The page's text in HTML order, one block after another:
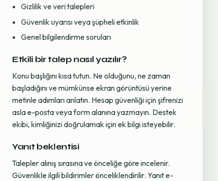
Gizlilik ve veri talepleri
Güvenlik uyarısı veya şüpheli etkinlik
Genel bilgilendirme soruları
Etkili bir talep nasıl yazılır?
Konu başlığını kısa tutun. Ne olduğunu, ne zaman
başladığını ve mümkünse ekran görüntüsü yerine
metinle adımları anlatın. Hesap güvenliği için şifrenizi
asla e-posta veya form alanına yazmayın. Destek
ekibi, kimliğinizi doğrulamak için ek bilgi isteyebilir.
Yanıt beklentisi
Talepler alınış sırasına ve önceliğe göre incelenir.
Güvenlikle ilgili bildirimler önceliklendirilir. Yanıt e-